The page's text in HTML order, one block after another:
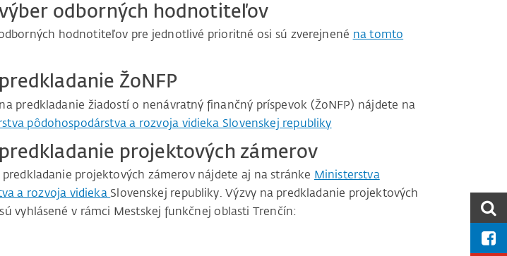
odborných hodnotiteľov
hodnotiteľov pre jednotlivé prioritné osi sú zverejnené na tomto
ŽoNFP
predkladanie žiadostí o nenávratný finančný príspevok (ŽoNFP) nájdete na
pôdohospodárstva a rozvoja vidieka Slovenskej republiky
projektových zámerov
predkladanie projektových zámerov nájdete aj na stránke Ministerstva
a rozvoja vidieka Slovenskej republiky. Výzvy na predkladanie projektových
vyhlásené v rámci Mestskej funkčnej oblasti Trenčín: